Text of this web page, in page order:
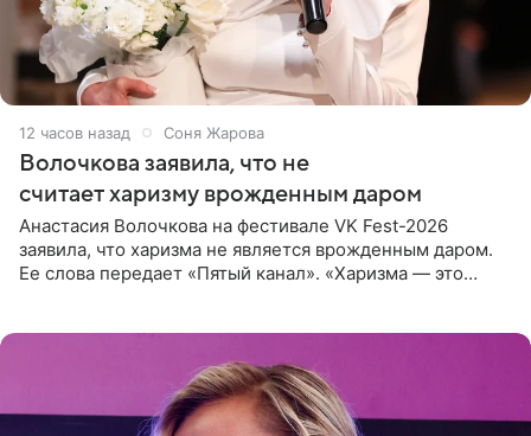
12 часов назад Соня Жарова
Волочкова заявила, что не
считает харизму врожденным даром
Анастасия Волочкова на фестивале VK Fest-2026
заявила, что харизма не является врожденным даром.
Ее слова передает «Пятый канал». «Харизма — это